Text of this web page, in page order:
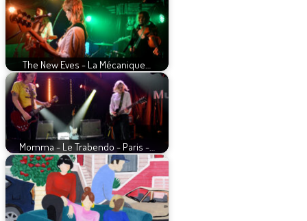
The New Eves - La Mécanique…
Momma - Le Trabendo - Paris -…